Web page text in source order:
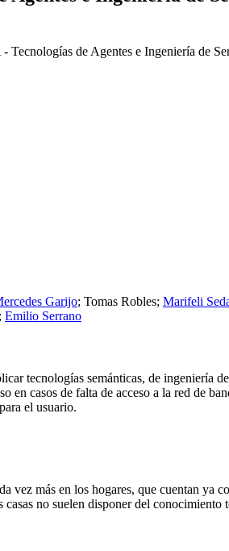
Garijo; Tomas Robles; Marifeli
Emilio Serrano
tecnologías semánticas, de ingeniería
en casos de falta de acceso a la red de
el usuario.
vez más en los hogares, que cuentan ya
no suelen disponer del